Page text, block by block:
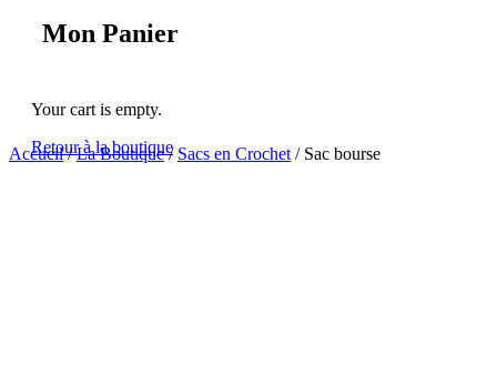
Mon Panier
Your cart is empty.
Retour à la boutique
Accueil/La Boutique/ Sacs en Crochet / Sac bourse